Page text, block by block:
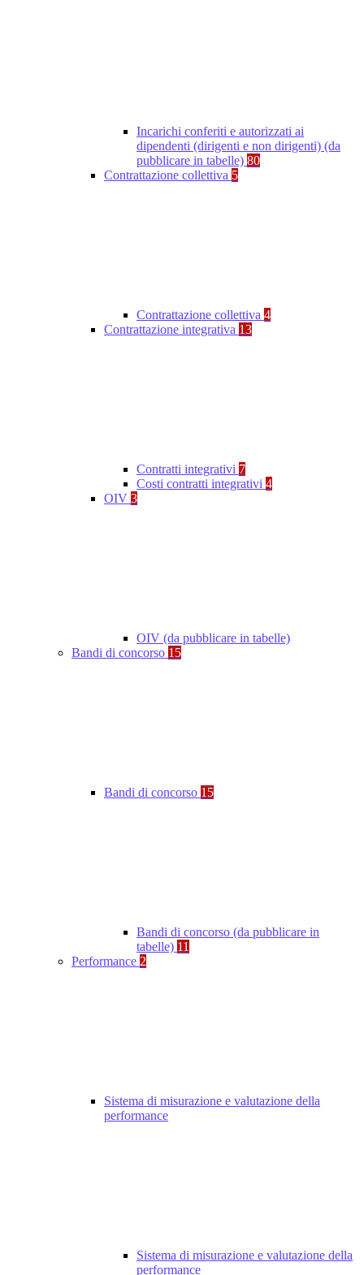
Incarichi conferiti e autorizzati ai
dipendenti (dirigenti e non dirigenti) (da
pubblicare in tabelle) 80
Contrattazione collettiva 5
Contrattazione collettiva 4
Contrattazione integrativa 13
Contratti integrativi 7
Costi contratti integrativi 4
OIV 3
OIV (da pubblicare in tabelle)
Bandi di concorso 15
Bandi di concorso 15
Bandi di concorso (da pubblicare in
tabelle) 11
Performance 2
Sistema di misurazione e valutazione della
performance
Sistema di misurazione e valutazione della
performance